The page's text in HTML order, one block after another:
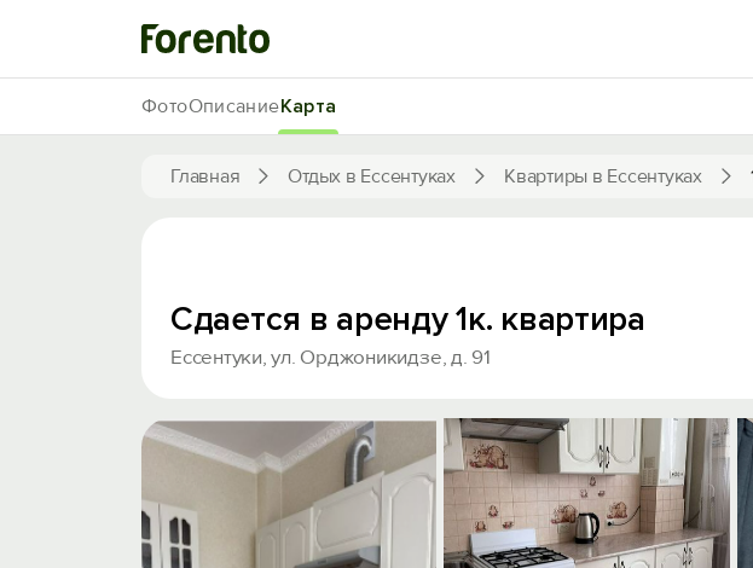
Главная Отдых в Ессентуках Квартиры в Ессентуках
ФотоОписаниеКарта
Сдается в аренду 1к. квартира
Ессентуки, ул. Орджоникидзе, д. 91